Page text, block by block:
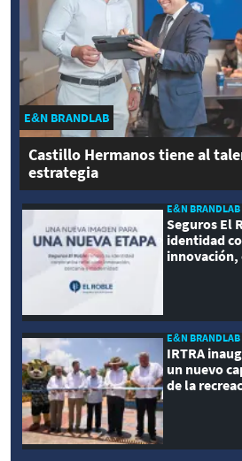
E&N BRANDLAB
Castillo Hermanos tiene al
estrategia
E&N BRANDLAB
Seguros El
identidad
innovación,
E&N BRANDLAB
IRTRA
un nuevo
de la